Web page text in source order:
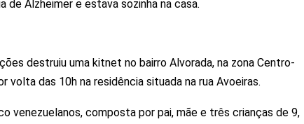
de Alzheimer e estava sozinha na casa.
destruiu uma kitnet no bairro Alvorada, na zona Centro-
volta das 10h na residência situada na rua Avoeiras.
venezuelanos, composta por pai, mãe e três crianças de 9,